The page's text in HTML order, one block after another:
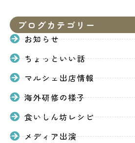
ブログカテゴリー
お知らせ
ちょっといい話
マルシェ出店情報
海外研修の様子
食いしん坊レシピ
メディア出演